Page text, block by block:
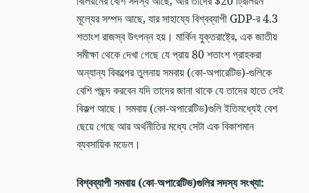
মূল্যের সম্পদ আছে, যার সাহায্যে বিশ্বব্যাপী GDP-র 4.3
শতাংশ রাজস্ব উৎপন্ন হয়। মার্কিন যুক্তরাষ্ট্রে, এক জাতীয়
সমীক্ষা থেকে দেখা গেছে যে প্রায় 80 শতাংশ গ্রাহকরা
অন্যান্য বিকল্পের তুলনায় সমবায় (কো-অপারেটিভ)-গুলিকে
বেশি পছন্দ করবেন যদি তাদের জানা থাকে যে তাদের হাতে সেই
বিকল্প আছে। সমবায় (কো-অপারেটিভ)গুলি ইতিমধ্যেই বেশ
ছেয়ে গেছে আর অর্থনীতির মধ্যে সেটা এক বিকাশমান
ব্যবসায়িক মডেল।
বিশ্বব্যাপী সমবায় (কো-অপারেটিভ)গুলির সদস্য সংখ্যা: